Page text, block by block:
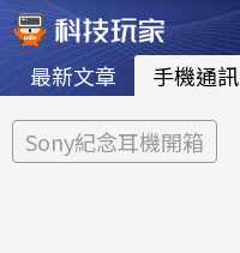
最新文章 手機通訊
Sony紀念耳機開箱